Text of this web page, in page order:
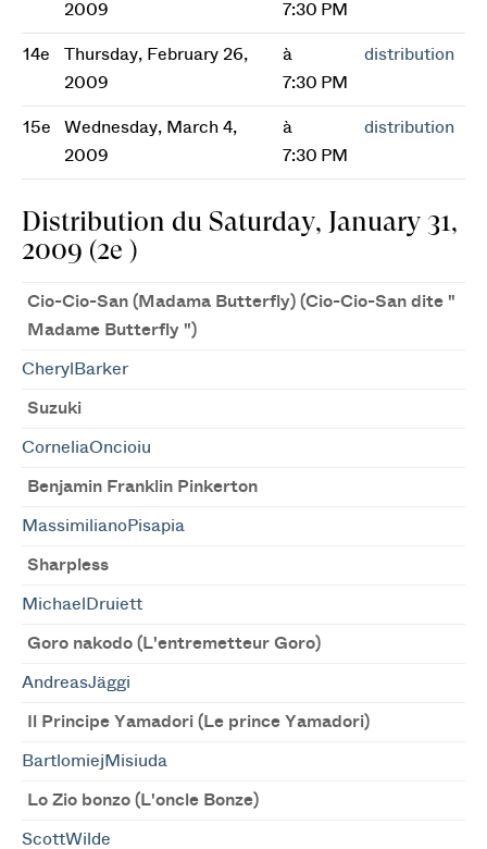
2009
7:30 PM
14e
Thursday, February 26,
2009
à
7:30 PM
distribution
15e
Wednesday, March 4,
2009
à
7:30 PM
distribution
Distribution du Saturday, January 31,
2009 (2e )
Cio-Cio-San (Madama Butterfly) (Cio-Cio-San dite "
Madame Butterfly ")
CherylBarker
Suzuki
CorneliaOncioiu
Benjamin Franklin Pinkerton
MassimilianoPisapia
Sharpless
MichaelDruiett
Goro nakodo (L'entremetteur Goro)
AndreasJäggi
Il Principe Yamadori (Le prince Yamadori)
BartlomiejMisiuda
Lo Zio bonzo (L'oncle Bonze)
ScottWilde